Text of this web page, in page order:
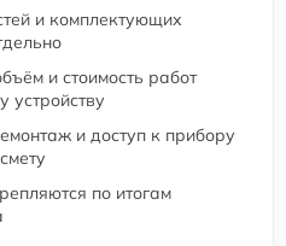
и комплектующих
и стоимость работ
устройству
и доступ к прибору
по итогам